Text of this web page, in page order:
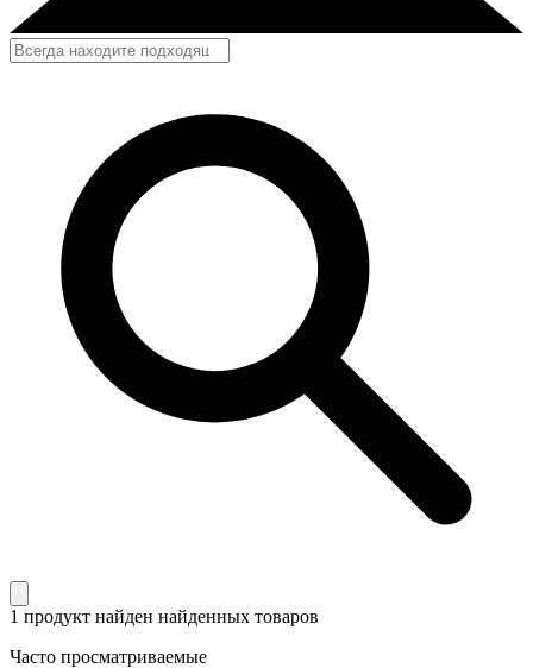
1 продукт найден найденных товаров
Часто просматриваемые